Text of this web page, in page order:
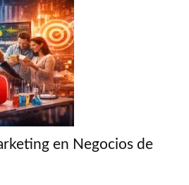
en Negocios de